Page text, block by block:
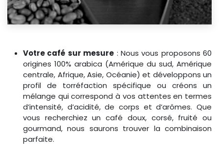
Votre café sur mesure : Nous vous proposons 60
origines 100% arabica (Amérique du sud, Amérique
centrale, Afrique, Asie, Océanie) et développons un
profil de torréfaction spécifique ou créons un
mélange qui correspond à vos attentes en termes
d’intensité, d’acidité, de corps et d’arômes. Que
vous recherchiez un café doux, corsé, fruité ou
gourmand, nous saurons trouver la combinaison
parfaite.